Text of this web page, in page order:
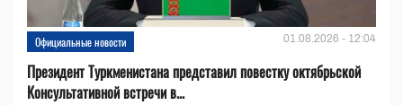
Официальные новости 01.08.2026 - 12:04
Президент Туркменистана представил повестку октябрьской
Консультативной встречи в...